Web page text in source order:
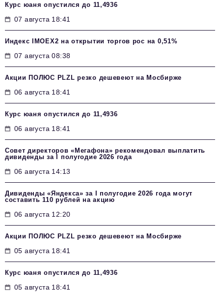
Курс юаня опустился до 11,4936
07 августа 18:41
Индекс IMOEX2 на открытии торгов рос на 0,51%
07 августа 08:38
Акции ПОЛЮС PLZL резко дешевеют на Мосбирже
06 августа 18:41
Курс юаня опустился до 11,4936
06 августа 18:41
Совет директоров «Мегафона» рекомендовал выплатить
дивиденды за I полугодие 2026 года
06 августа 14:13
Дивиденды «Яндекса» за I полугодие 2026 года могут
составить 110 рублей на акцию
06 августа 12:20
Акции ПОЛЮС PLZL резко дешевеют на Мосбирже
05 августа 18:41
Курс юаня опустился до 11,4936
05 августа 18:41